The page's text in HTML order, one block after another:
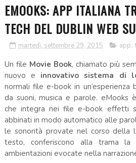
EMOOKS: APP ITALIANA
TECH DEL DUBLIN WEB
martedì, settembre 29, 2015 app,
Un file Movie Book, chiamato più
nuovo e innovativo sistema di
normali file e-book in un’esperienza
da suoni, musica e parole. eMooks
che integra nei file e-book effetti
abbinati in modo automatico alle
le sonorità provate nel corso della
testo, conferiscono alla trama la
ambientazioni evocate nella